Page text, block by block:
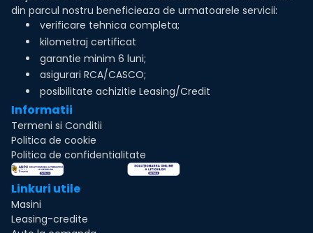
din parcul nostru beneficieaza de urmatoarele servicii:
verificare tehnica completa;
kilometraj certificat
garantie minim 6 luni;
asigurari RCA/CASCO;
posibilitate achizitie Leasing/Credit
Informatii
Termeni si Conditii
Politica de cookie
Politica de confidentialitate
Linkuri utile
Masini
Leasing-credite